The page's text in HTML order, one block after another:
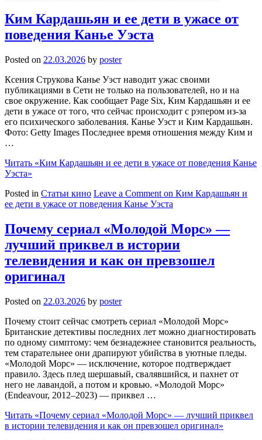
Ким Кардашьян и ее дети в ужасе от
поведения Канье Уэста
Posted on 22.03.2026 by poster
Ксения Струкова Канье Уэст наводит ужас своими
публикациями в Сети не только на пользователей, но и на
свое окружение. Как сообщает Page Six, Ким Кардашьян и ее
дети в ужасе от того, что сейчас происходит с рэпером из-за
его психического заболевания. Канье Уэст и Ким Кардашьян.
Фото: Getty Images Последнее время отношения между Ким и
…
Читать «Ким Кардашьян и ее дети в ужасе от поведения Канье
Уэста»
Posted in Статьи кино Leave a Comment on Ким Кардашьян и
ее дети в ужасе от поведения Канье Уэста
Почему сериал «Молодой Морс» —
лучший приквел в истории
телевидения и как он превзошел
оригинал
Posted on 22.03.2026 by poster
Почему стоит сейчас смотреть сериал «Молодой Морс»
Британские детективы последних лет можно диагностировать
по одному симптому: чем безнадежнее становится реальность,
тем старательнее они драпируют убийства в уютные пледы.
«Молодой Морс» — исключение, которое подтверждает
правило. Здесь плед шершавый, свалявшийся, и пахнет от
него не лавандой, а потом и кровью. «Молодой Морс»
(Endeavour, 2012–2023) — приквел …
Читать «Почему сериал «Молодой Морс» — лучший приквел
в истории телевидения и как он превзошел оригинал»